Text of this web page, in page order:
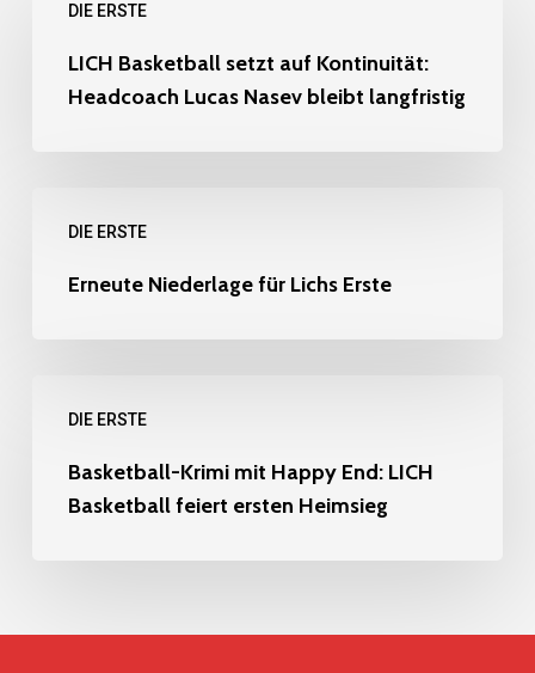
DIE ERSTE
Basketball
setzt
bleibt
LICH Basketball setzt auf Kontinuität:
Headcoach Lucas Nasev bleibt langfristig
DIE ERSTE
Niederlage
Erneute Niederlage für Lichs Erste
DIE ERSTE
Krimi
Happy
Basketball-Krimi mit Happy End: LICH
Basketball feiert ersten Heimsieg